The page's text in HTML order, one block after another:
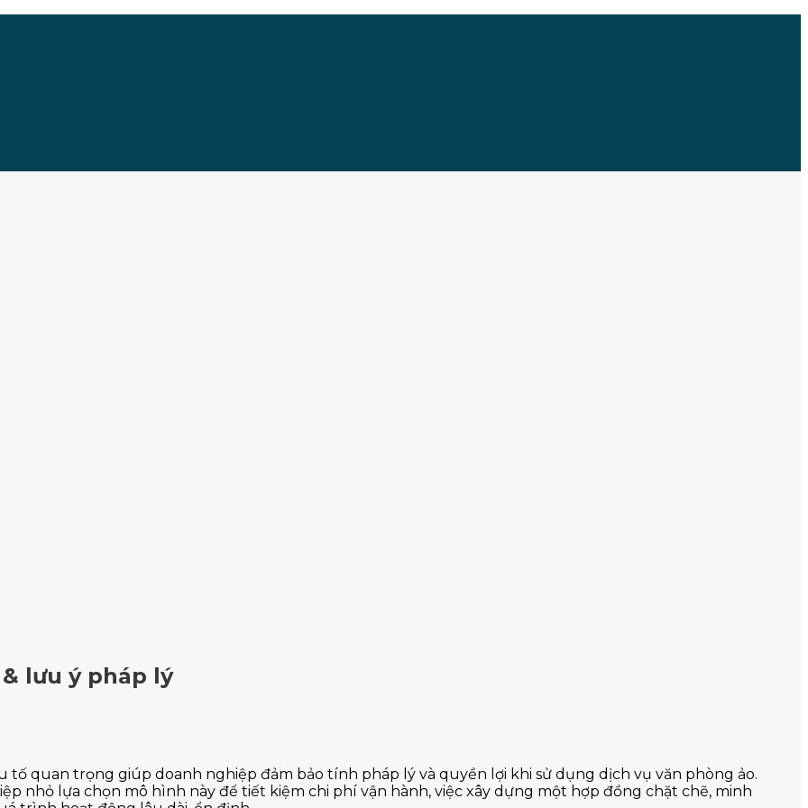
lưu ý pháp lý
tố quan trọng giúp doanh nghiệp đảm bảo tính pháp lý và quyền lợi khi sử dụng dịch vụ văn phòng ảo.
nhỏ lựa chọn mô hình này để tiết kiệm chi phí vận hành, việc xây dựng một hợp đồng chặt chẽ, minh